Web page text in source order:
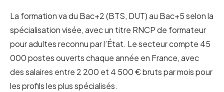
La formation va du Bac+2 (BTS, DUT) au Bac+5 selon la
spécialisation visée, avec un titre RNCP de formateur
pour adultes reconnu par l’État. Le secteur compte 45
000 postes ouverts chaque année en France, avec
des salaires entre 2 200 et 4 500 € bruts par mois pour
les profils les plus spécialisés.